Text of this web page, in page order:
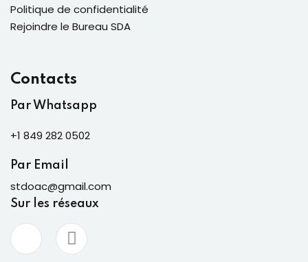
Politique de confidentialité
Rejoindre le Bureau SDA
Contacts
Par Whatsapp
+1 849 282 0502
Par Email
stdoac@gmail.com
Sur les réseaux